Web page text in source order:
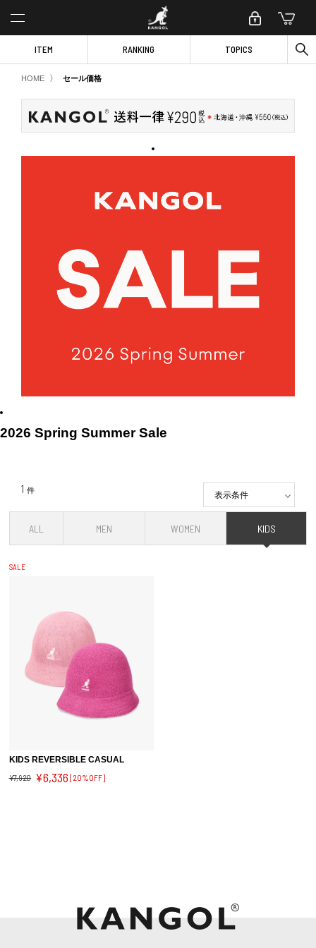
ITEM RANKING TOPICS
HOME 〉 セール価格
2026 Spring Summer Sale
1 件 表示条件
ALL MEN WOMEN KIDS
SALE
KIDS REVERSIBLE CASUAL
¥7,920 ¥6,336 [20%OFF]